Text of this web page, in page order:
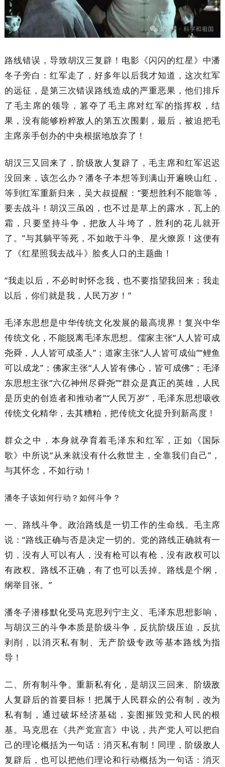
路线错误，导致胡汉三复辟！电影《闪闪的红星》中潘
冬子旁白：红军走了，好多年以后我才知道，这次红军
的远征，是第三次错误路线造成的严重恶果，他们排斥
了毛主席的领导，篡夺了毛主席对红军的指挥权，结
果，没有能够粉粹敌人的第五次围剿，最后，被迫把毛
主席亲手创办的中央根据地放弃了！
胡汉三又回来了，阶级敌人复辟了，毛主席和红军迟迟
没回来，该怎么办？潘冬子本想等到满山开遍映山红，
等到红军重新归来，吴大叔提醒：“要想胜利不能靠等，
要去战斗！胡汉三虽凶，也不过是草上的露水，瓦上的
霜，只要坚持斗争，把敌人斗垮了，胜利的花儿就开
了。”与其躺平等死，不如敢于斗争、星火燎原！这便有
了《红星照我去战斗》脍炙人口的主题曲！
“我走以后，不必时时怀念我，也不要指望我回来；我走
以后，你们就是我，人民万岁！”
毛泽东思想是中华传统文化发展的最高境界！复兴中华
传统文化，不能脱离毛泽东思想。儒家主张“人人皆可成
尧舜，人人皆可成圣人”；道家主张“人人皆可成仙”“鲤鱼
可以成龙”；佛家主张“人人皆有佛心，皆可成佛”；毛泽
东思想主张“六亿神州尽舜尧”“群众是真正的英雄，人民
是历史的创造者和推动者”“人民万岁”，毛泽东思想吸收
传统文化精华，去其糟粕，把传统文化提升到新高度！
群众之中，本身就孕育着毛泽东和红军，正如《国际
歌》中所说“从来就没有什么救世主，全靠我们自己”，
与其怀念，不如行动！
潘冬子该如何行动？如何斗争？
一、路线斗争。政治路线是一切工作的生命线。毛主席
说：“路线正确与否是决定一切的。党的路线正确就有一
切，没有人可以有人，没有枪可以有枪，没有政权可以
有政权。路线不正确，有了也可以丢掉。路线是个纲，
纲举目张。”
潘冬子潜移默化受马克思列宁主义、毛泽东思想影响，
与胡汉三的斗争本质是阶级斗争，反抗阶级压迫，反抗
剥削，以消灭私有制、无产阶级专政等基本路线为指
导！
二、所有制斗争。重新私有化，是胡汉三回来、阶级敌
人复辟后的首要目标！把属于人民群众的公有制，改为
私有制，通过破坏经济基础，妄图摧毁党和人民的根
基。马克思在《共产党宣言》中说，共产党人可以把自
己的理论概括为一句话：消灭私有制！同理，阶级敌人
复辟后，也可以把他们理论和行动概括为一句话：消灭